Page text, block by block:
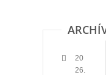
20
26.